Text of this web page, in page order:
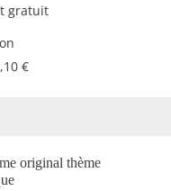
gratuit
€
original thème